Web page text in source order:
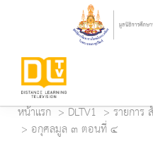
หน้าแรก DLTV1
รายการ
อกุศลมูล ๓ ตอนที่ ๔